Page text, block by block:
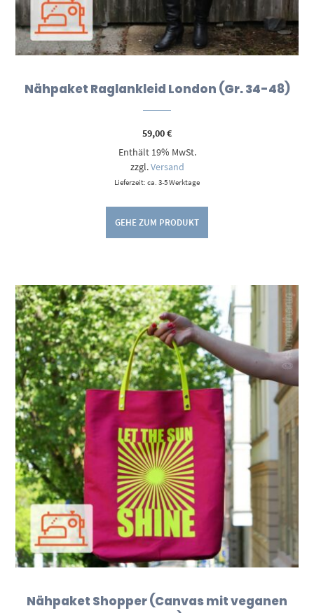
Nähpaket Raglankleid London (Gr. 34-48)
59,00€
Enthält 19% MwSt.
zzgl.Versand
Lieferzeit: ca. 3-5 Werktage
GEHE ZUM PRODUKT
Nähpaket Shopper (Canvas mit veganen